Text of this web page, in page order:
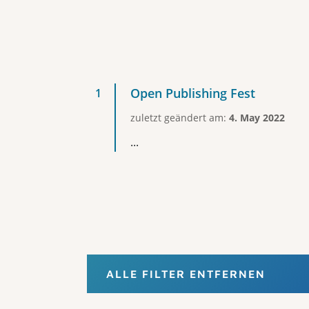
Open Publishing Fest
zuletzt geändert am: 4. May 2022
...
ALLE FILTER ENTFERNEN